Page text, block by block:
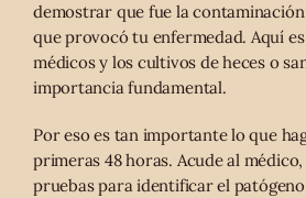
demostrar que fue la
que provocó tu enfermedad. Aquí
médicos y los cultivos de heces o
importancia fundamental.
Por eso es tan importante lo que
primeras 48 horas. Acude al
pruebas para identificar el